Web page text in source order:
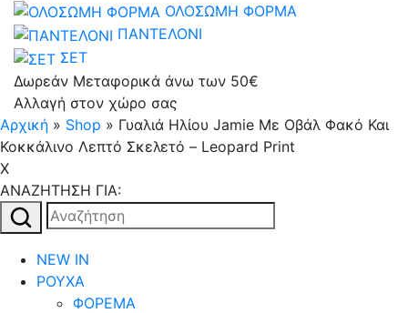
ΟΛΟΣΩΜΗ ΦΟΡΜΑ
ΠΑΝΤΕΛΟΝΙ
ΣΕΤ
Δωρεάν Μεταφορικά άνω των 50€
Αλλαγή στον χώρο σας
Αρχική » Shop » Γυαλιά Ηλίου Jamie Με Οβάλ Φακό Και
Κοκκάλινο Λεπτό Σκελετό – Leopard Print
X
AΝΑΖΗΤΗΣΗ ΓΙΑ:
Αναζήτηση
για:
NEW IN
ΡΟΥΧΑ
ΦΟΡΕΜΑ